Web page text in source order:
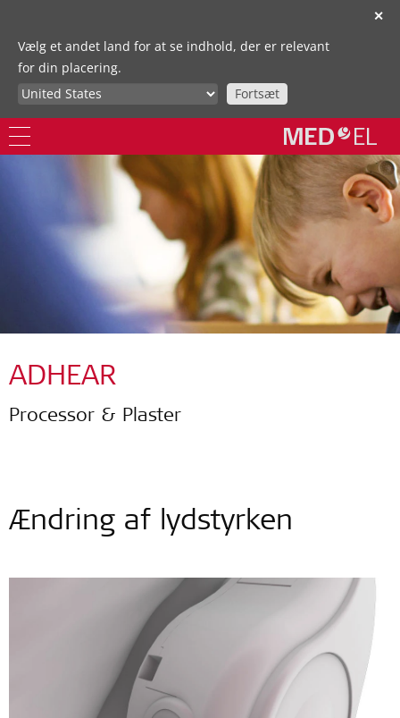
✕
Vælg et andet land for at se indhold, der er relevant
for din placering.
Fortsæt
ADHEAR
Processor & Plaster
Ændring af lydstyrken